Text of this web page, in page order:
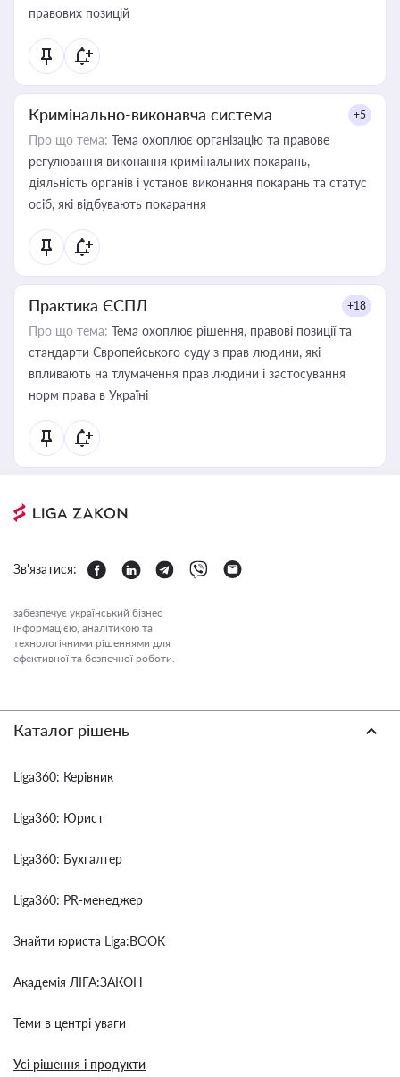
правових позицій
Кримінально-виконавча система +5
Про що тема: Тема охоплює організацію та правове
регулювання виконання кримінальних покарань,
діяльність органів і установ виконання покарань та статус
осіб, які відбувають покарання
Практика ЄСПЛ +18
Про що тема: Тема охоплює рішення, правові позиції та
стандарти Європейського суду з прав людини, які
впливають на тлумачення прав людини і застосування
норм права в Україні
Зв'язатися:
забезпечує український бізнес
інформацією, аналітикою та
технологічними рішеннями для
ефективної та безпечної роботи.
Каталог рішень
Liga360: Керівник
Liga360: Юрист
Liga360: Бухгалтер
Liga360: PR-менеджер
Знайти юриста Liga:BOOK
Академія ЛІГА:ЗАКОН
Теми в центрі уваги
Усі рішення і продукти